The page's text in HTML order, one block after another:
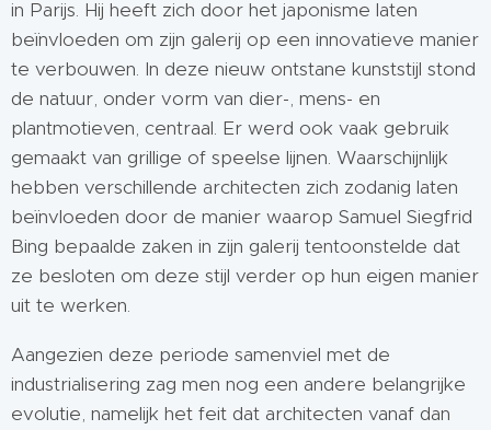
in Parijs. Hij heeft zich door het japonisme laten
beïnvloeden om zijn galerij op een innovatieve manier
te verbouwen. In deze nieuw ontstane kunststijl stond
de natuur, onder vorm van dier-, mens- en
plantmotieven, centraal. Er werd ook vaak gebruik
gemaakt van grillige of speelse lijnen. Waarschijnlijk
hebben verschillende architecten zich zodanig laten
beïnvloeden door de manier waarop Samuel Siegfrid
Bing bepaalde zaken in zijn galerij tentoonstelde dat
ze besloten om deze stijl verder op hun eigen manier
uit te werken.
Aangezien deze periode samenviel met de
industrialisering zag men nog een andere belangrijke
evolutie, namelijk het feit dat architecten vanaf dan